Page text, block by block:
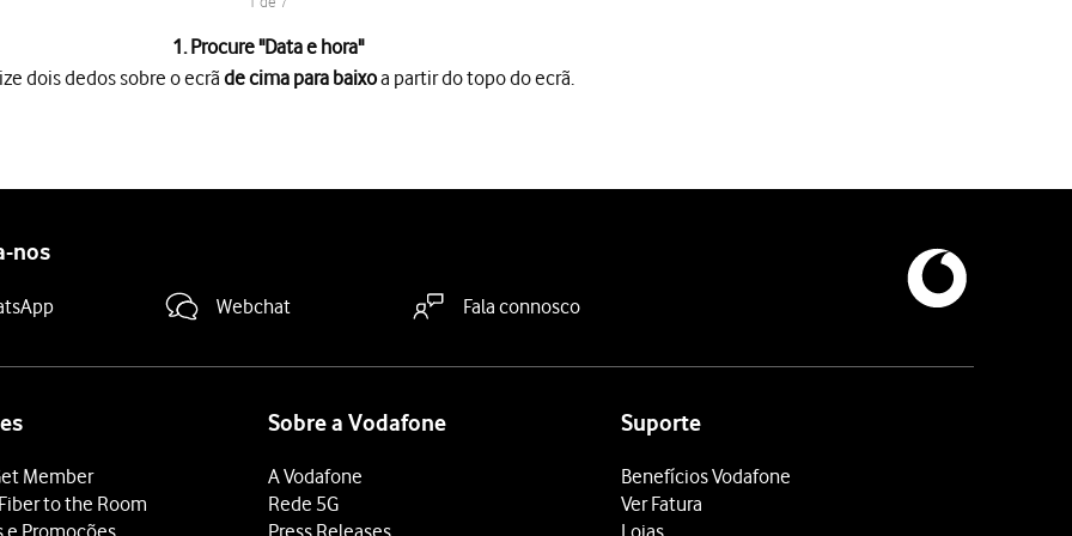
1. Procure "Data e hora"
dois dedos sobre o ecrãde cima para baixoa partir do topo do ecrã.
o fuso horário automaticamente"
terminar e voltar ao ecrã inicial.
nos
Webchat Fala connosco
Member
to the Room
e Promoções
Sobre a Vodafone
A Vodafone
Rede 5G
Press Releases
Suporte
Benefícios Vodafone
Ver Fatura
Lojas